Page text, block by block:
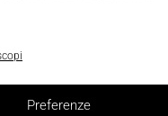
Preferenze